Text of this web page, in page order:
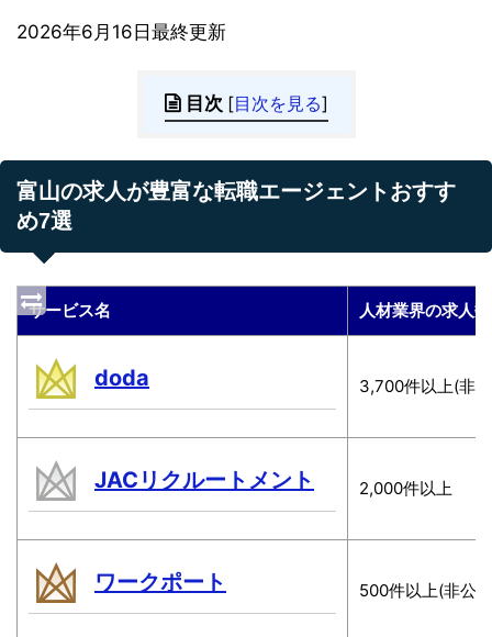
2026年6月16日最終更新
目次 [目次を見る]
富山の求人が豊富な転職エージェントおすす
め7選
サービス名 人材業界の求人数
doda 3,700件以上(非
JACリクルートメント 2,000件以上
ワークポート 500件以上(非公